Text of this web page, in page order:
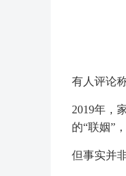
有人评论
2019年，
的“联姻”
但事实并